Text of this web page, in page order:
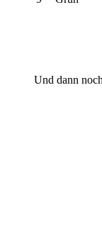
Und dann